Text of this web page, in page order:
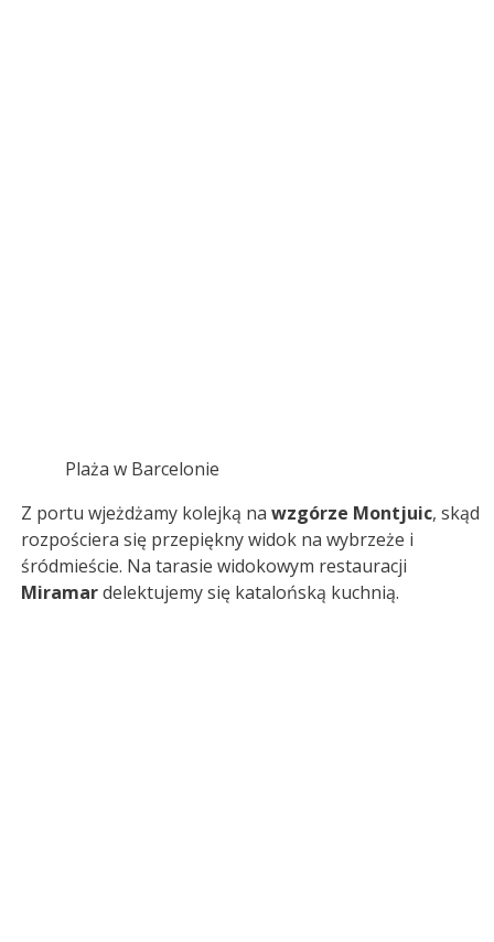
Plaża w Barcelonie
Z portu wjeżdżamy kolejką na wzgórze Montjuic, skąd
rozpościera się przepiękny widok na wybrzeże i
śródmieście. Na tarasie widokowym restauracji
Miramardelektujemy się katalońską kuchnią.